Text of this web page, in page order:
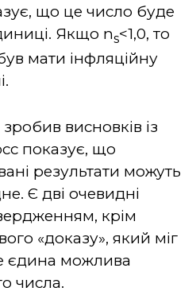
що це число буде
Якщо ns<1,0, то
мати інфляційну
висновків із
показує, що
результати можуть
Є дві очевидні
крім
«доказу», який міг
єдина можлива
числа.